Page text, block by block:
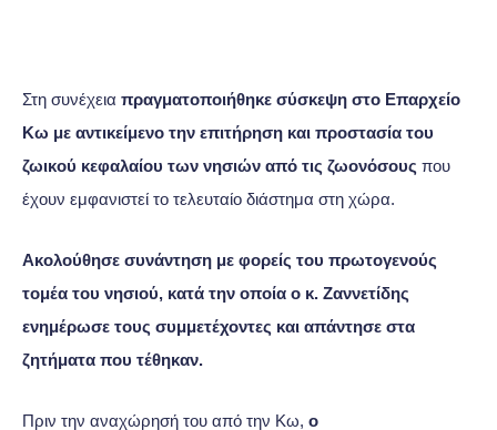
Στη συνέχεια πραγματοποιήθηκε σύσκεψη στο Επαρχείο
Κω με αντικείμενο την επιτήρηση και προστασία του
ζωικού κεφαλαίου των νησιών από τις ζωονόσους που
έχουν εμφανιστεί το τελευταίο διάστημα στη χώρα.
Ακολούθησε συνάντηση με φορείς του πρωτογενούς
τομέα του νησιού, κατά την οποία ο κ. Ζαννετίδης
ενημέρωσε τους συμμετέχοντες και απάντησε στα
ζητήματα που τέθηκαν.
Πριν την αναχώρησή του από την Κω, ο